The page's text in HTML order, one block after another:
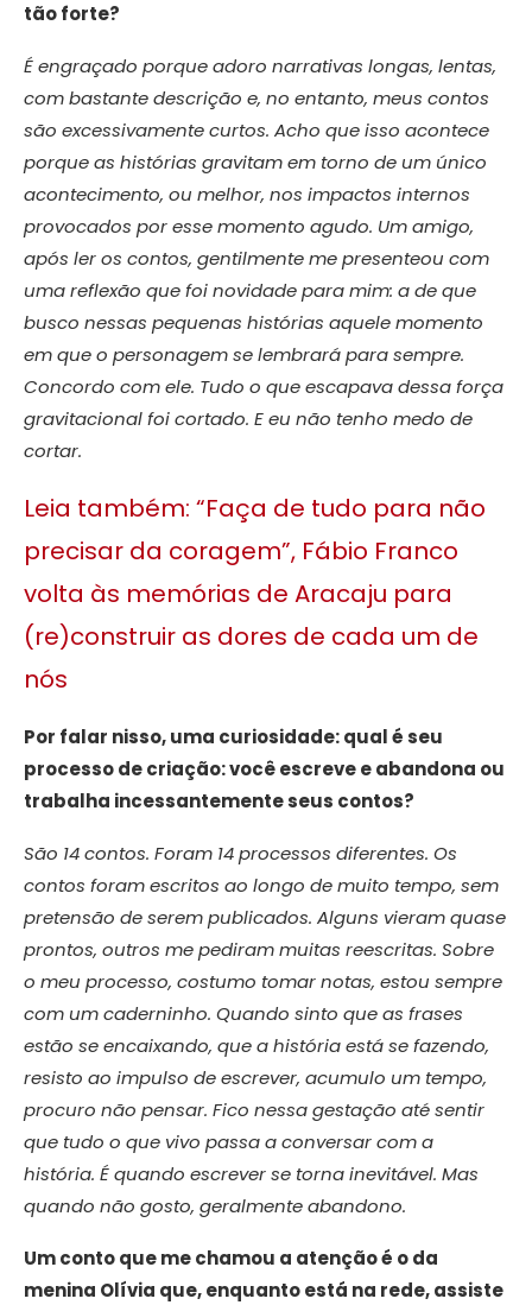
tão forte?
É engraçado porque adoro narrativas longas, lentas,
com bastante descrição e, no entanto, meus contos
são excessivamente curtos. Acho que isso acontece
porque as histórias gravitam em torno de um único
acontecimento, ou melhor, nos impactos internos
provocados por esse momento agudo. Um amigo,
após ler os contos, gentilmente me presenteou com
uma reflexão que foi novidade para mim: a de que
busco nessas pequenas histórias aquele momento
em que o personagem se lembrará para sempre.
Concordo com ele. Tudo o que escapava dessa força
gravitacional foi cortado. E eu não tenho medo de
cortar.
Leia também: “Faça de tudo para não
precisar da coragem”, Fábio Franco
volta às memórias de Aracaju para
(re)construir as dores de cada um de
nós
Por falar nisso, uma curiosidade: qual é seu
processo de criação: você escreve e abandona ou
trabalha incessantemente seus contos?
São 14 contos. Foram 14 processos diferentes. Os
contos foram escritos ao longo de muito tempo, sem
pretensão de serem publicados. Alguns vieram quase
prontos, outros me pediram muitas reescritas. Sobre
o meu processo, costumo tomar notas, estou sempre
com um caderninho. Quando sinto que as frases
estão se encaixando, que a história está se fazendo,
resisto ao impulso de escrever, acumulo um tempo,
procuro não pensar. Fico nessa gestação até sentir
que tudo o que vivo passa a conversar com a
história. É quando escrever se torna inevitável. Mas
quando não gosto, geralmente abandono.
Um conto que me chamou a atenção é o da
menina Olívia que, enquanto está na rede, assiste